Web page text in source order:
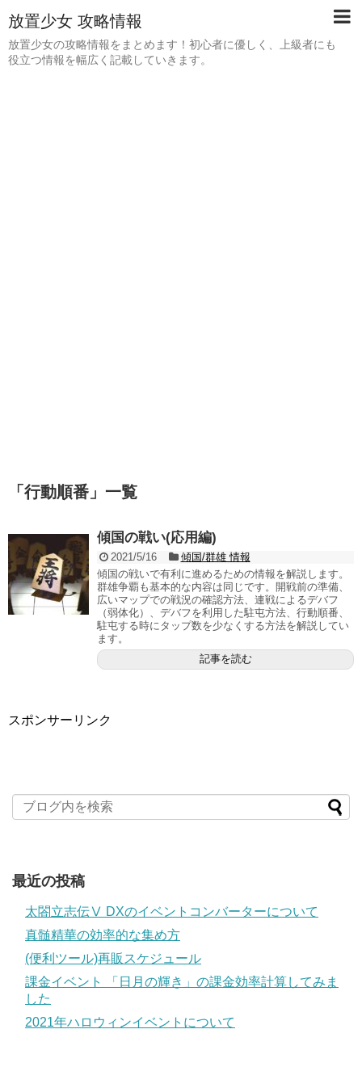
放置少女 攻略情報
放置少女の攻略情報をまとめます！初心者に優しく、上級者にも
役立つ情報を幅広く記載していきます。
「 行動順番 」 一覧
傾国の戦い(応用編)
2021/5/16
傾国/群雄 情報
傾国の戦いで有利に進めるための情報を解説します。
群雄争覇も基本的な内容は同じです。開戦前の準備、
広いマップでの戦況の確認方法、連戦によるデバフ
（弱体化）、デバフを利用した駐屯方法、行動順番、
駐屯する時にタップ数を少なくする方法を解説してい
ます。
記事を読む
スポンサーリンク
最近の投稿
太閤立志伝Ⅴ DXのイベントコンバーターについて
真髄精華の効率的な集め方
(便利ツール)再販スケジュール
課金イベント 「日月の輝き」の課金効率計算してみま
した
2021年ハロウィンイベントについて